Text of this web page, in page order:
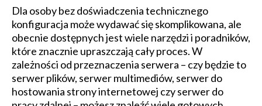
Dla osoby bez doświadczenia technicznego
konfiguracja może wydawać się skomplikowana, ale
obecnie dostępnych jest wiele narzędzi i poradników,
które znacznie upraszczają cały proces. W
zależności od przeznaczenia serwera – czy będzie to
serwer plików, serwer multimediów, serwer do
hostowania strony internetowej czy serwer do